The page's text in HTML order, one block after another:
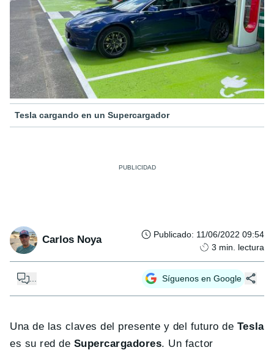
Tesla cargando en un Supercargador
Carlos Noya Publicado: 11/06/2022 09:54
3 min. lectura
Síguenos en Google
Una de las claves del presente y del futuro de Tesla
es su red de Supercargadores. Un factor